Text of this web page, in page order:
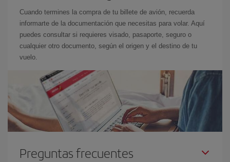
Cuando termines la compra de tu billete de avión, recuerda
informarte de la documentación que necesitas para volar. Aquí
puedes consultar si requieres visado, pasaporte, seguro o
cualquier otro documento, según el origen y el destino de tu
vuelo.
Preguntas frecuentes